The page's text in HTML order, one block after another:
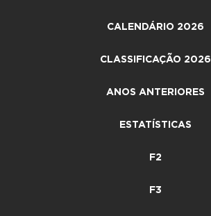
CALENDÁRIO 2026
CLASSIFICAÇÃO 2026
ANOS ANTERIORES
ESTATÍSTICAS
F2
F3